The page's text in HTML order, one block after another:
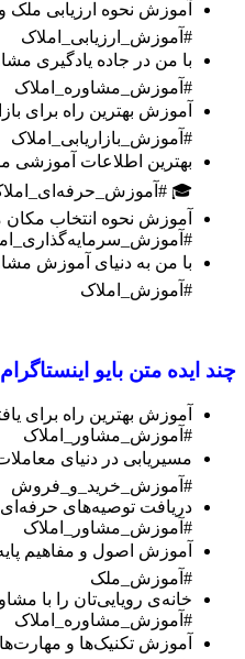
آموزش نحوه ارزیابی
#آموزش_ارزیابی_املاک
با من در جاده یادگیری
#آموزش_مشاوره_املاک
آموزش بهترین راه برای
#آموزش_بازاریابی_املاک
بهترین اطلاعات آموزشی
🎓
آموزش نحوه انتخاب
با من به دنیای آموزش
#آموزش_املاک
چند ایده متن بایو
آموزش بهترین راه برای
#آموزش_مشاور_املاک
مسیریابی در دنیای
#آموزش_خرید_و_فروش
دریافت توصیه‌های
#آموزش_مشاور_املاک
آموزش اصول و مفاهیم
#آموزش_ملک
خانه‌ی رویایی‌تان را با
#آموزش_مشاوره_املاک
آموزش تکنیک‌ها و